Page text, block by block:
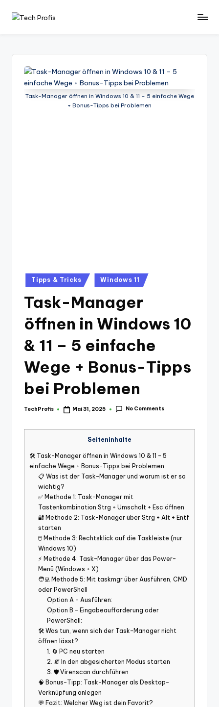
Skip
PCs
Hardware
Task-Manager öffnen in Windows 10 & 11 – 5 einfache Wege
+ Bonus-Tipps bei Problemen
Posted
in
Tipps & Tricks Windows 11
Task-Manager
öffnen in Windows 10
& 11 – 5 einfache
Wege + Bonus-Tipps
bei Problemen
Posted
TechProfis Mai 31, 2025 No Comments
Seiteninhalte
🛠️ Task-Manager öffnen in Windows 10 & 11 – 5
einfache Wege + Bonus-Tipps bei Problemen
📋 Was ist der Task-Manager und warum ist er so
wichtig?
✅ Methode 1: Task-Manager mit
Tastenkombination Strg + Umschalt + Esc öffnen
🔐 Methode 2: Task-Manager über Strg + Alt + Entf
starten
🖱️ Methode 3: Rechtsklick auf die Taskleiste (nur
Windows 10)
⚡ Methode 4: Task-Manager über das Power-
Menü (Windows + X)
🧑‍💻 Methode 5: Mit taskmgr über Ausführen, CMD
oder PowerShell
Option A – Ausführen:
Option B – Eingabeaufforderung oder
PowerShell:
🛠️ Was tun, wenn sich der Task-Manager nicht
öffnen lässt?
1. 🔄 PC neu starten
2. 🧯 In den abgesicherten Modus starten
3. 🛡️ Virenscan durchführen
🧠 Bonus-Tipp: Task-Manager als Desktop-
Verknüpfung anlegen
💬 Fazit: Welcher Weg ist dein Favorit?